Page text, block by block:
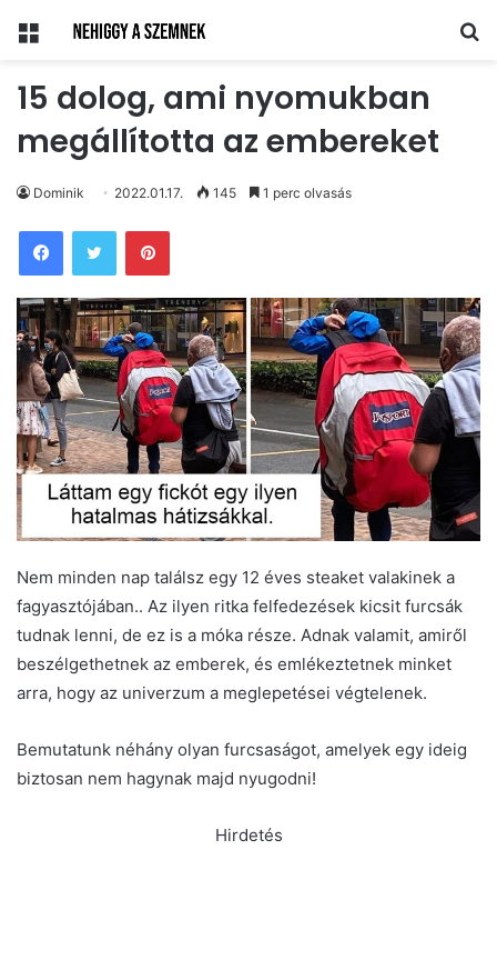
Menü
15 dolog, ami nyomukban
megállította az embereket
Dominik 2022.01.17. 145 1 perc olvasás
Pinterest
Nem minden nap találsz egy 12 éves steaket valakinek a
fagyasztójában.. Az ilyen ritka felfedezések kicsit furcsák
tudnak lenni, de ez is a móka része. Adnak valamit, amiről
beszélgethetnek az emberek, és emlékeztetnek minket
arra, hogy az univerzum a meglepetései végtelenek.
Bemutatunk néhány olyan furcsaságot, amelyek egy ideig
biztosan nem hagynak majd nyugodni!
Hirdetés